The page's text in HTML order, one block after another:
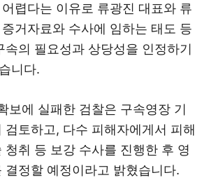
렵다는 이유로 류광진 대표와 류
거자료와 수사에 임하는 태도 등
속의 필요성과 상당성을 인정하기
니다.
보에 실패한 검찰은 구속영장 기
검토하고, 다수 피해자에게서 피해
청취 등 보강 수사를 진행한 후 영
결정할 예정이라고 밝혔습니다.